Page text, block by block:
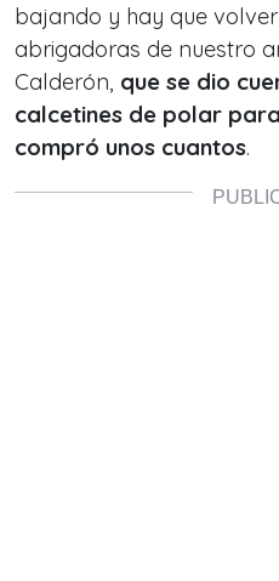
bajando y hay que
abrigadoras de nuestro
Calderón, que se dio
calcetines de polar
compró unos cuantos.